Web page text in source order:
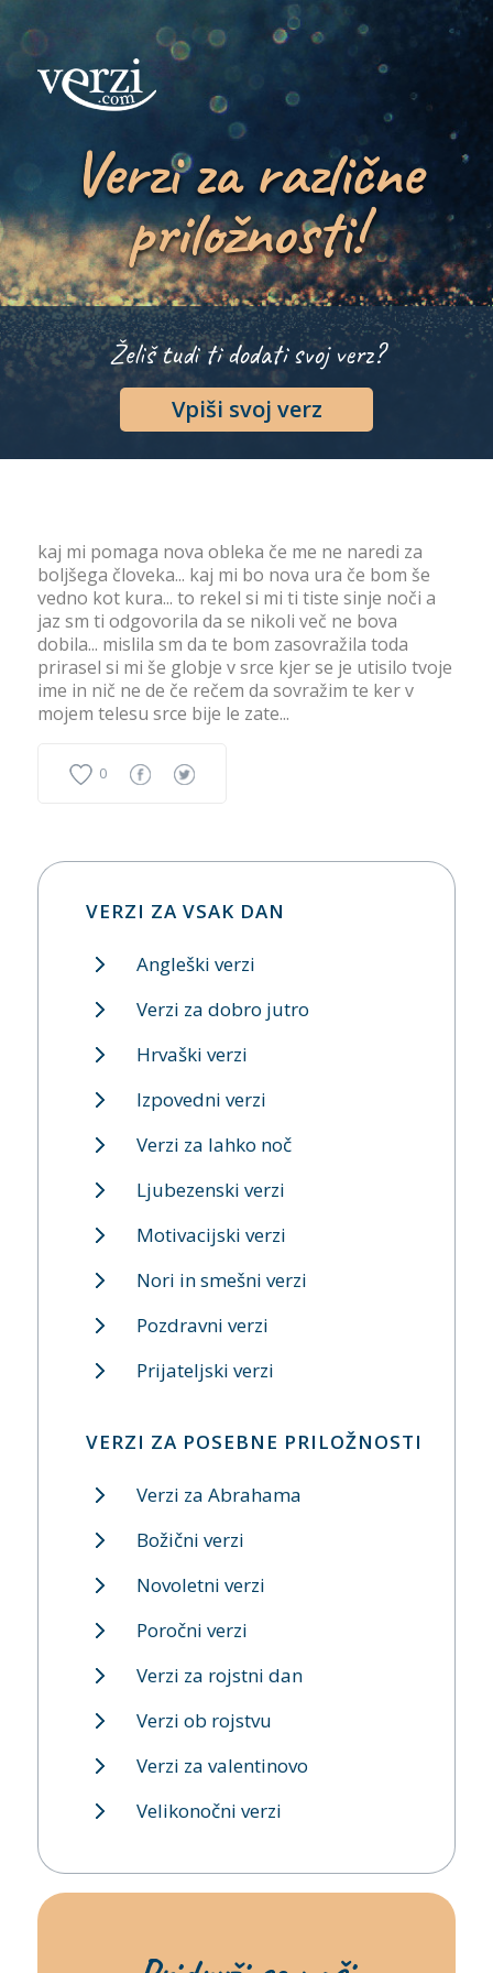
Verzi za različne
priložnosti!
Želiš tudi ti dodati svoj verz?
Vpiši svoj verz
kaj mi pomaga nova obleka če me ne naredi za
boljšega človeka... kaj mi bo nova ura če bom še
vedno kot kura... to rekel si mi ti tiste sinje noči a
jaz sm ti odgovorila da se nikoli več ne bova
dobila... mislila sm da te bom zasovražila toda
prirasel si mi še globje v srce kjer se je utisilo tvoje
ime in nič ne de če rečem da sovražim te ker v
mojem telesu srce bije le zate...
0
VERZI ZA VSAK DAN
Angleški verzi
Verzi za dobro jutro
Hrvaški verzi
Izpovedni verzi
Verzi za lahko noč
Ljubezenski verzi
Motivacijski verzi
Nori in smešni verzi
Pozdravni verzi
Prijateljski verzi
VERZI ZA POSEBNE PRILOŽNOSTI
Verzi za Abrahama
Božični verzi
Novoletni verzi
Poročni verzi
Verzi za rojstni dan
Verzi ob rojstvu
Verzi za valentinovo
Velikonočni verzi